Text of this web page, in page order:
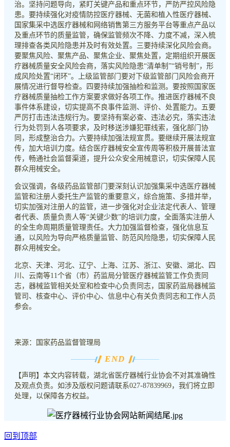
治。坚持问题导向，紧盯关键产品和重点环节，严防严控风险隐
患。要持续强化对疫情防控医疗器械、无菌和植入性医疗器械、
国家集采中选医疗器械和网络销售第三方服务平台等重点产品以
及重点环节的质量监管，确保监管频次不降、力度不减，深入梳
理排查各类风险隐患并及时有效处置。三要持续深化风险会商。
要聚焦风险、聚焦产品、聚焦企业、聚焦处置，定期组织开展医
疗器械质量安全风险会商，落实风险隐患“清单制”“销号制”，形
成风险处置“闭环”。上级监管部门要对下级监管部门风险会商开
展情况进行督导检查。四要持续加强抽检和监测。要按照国家医
疗器械质量抽检工作方案要求做好各项工作。推进医疗器械不良
事件体系建设，切实提高不良事件监测、评价、处置能力。五要
严厉打击违法违规行为。要坚持有案必查、违法必究，落实违法
行为处罚到人各项要求，及时移送涉嫌犯罪线索，强化部门协
同，形成整治合力。六要持续加强法规宣贯。要继续开展法规宣
传，加大培训力度。结合医疗器械安全宣传周等积极开展普法宣
传，畅通社会监督渠道，提升公众安全用械意识，切实保障人民
群众用械安全。
会议强调，各级药品监管部门要深刻认识加强集采中选医疗器械
监管和注册人委托生产监管的重要意义，综合施策、多措并举，
切实加强对注册人的监管，进一步强化对企业法定代表人、管理
者代表、质量负责人等“关键少数”的培训力度，全面落实注册人
的全生命周期质量管理责任。大力加强监督检查，强化信息互
通，以风险为导向严格质量监管、防范风险隐患，切实保障人民
群众用械安全。
北京、天津、河北、辽宁、上海、江苏、浙江、安徽、湖北、四
川、云南等11个省（市）药监局分管医疗器械监管工作负责同
志，器械监管相关处室和检查中心负责同志，国家药监局器械监
管司、核查中心、评价中心、信息中心有关负责同志和工作人员
参会。
来源：国家药品监督管理局
END
【声明】本文内容转载，湖北省医疗器械行业协会不对其准确性
及观点负责。如涉及版权问题请联系027-87839969，我们将立即
处理，以保障各方权益。
回到顶部